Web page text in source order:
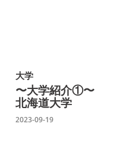
大学
〜大学紹介①〜
北海道大学
2023-09-19